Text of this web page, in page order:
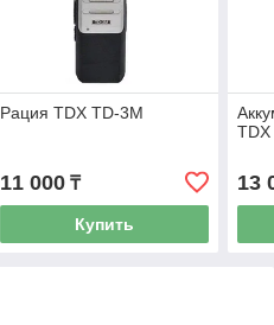
Рация TDX TD-3M
11 000₸
Купить
13